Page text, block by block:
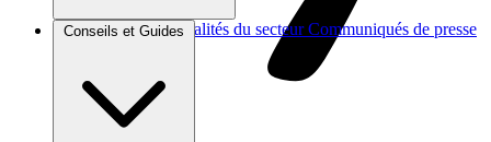
Brèves et actus Actualités du secteur Communiqués de presse
Conseils et Guides